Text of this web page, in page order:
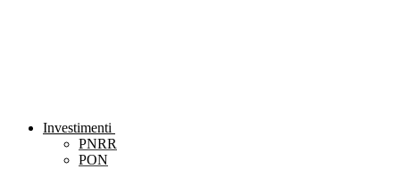
Investimenti
PNRR
PON